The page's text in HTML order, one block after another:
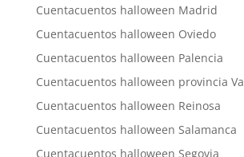
Cuentacuentos halloween Madrid
Cuentacuentos halloween Oviedo
Cuentacuentos halloween Palencia
Cuentacuentos halloween provincia
Cuentacuentos halloween Reinosa
Cuentacuentos halloween Salamanca
Cuentacuentos halloween Segovia